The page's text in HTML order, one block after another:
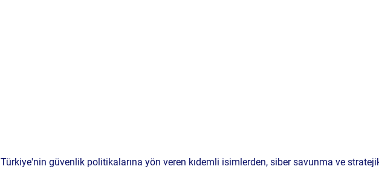
Türkiye'nin güvenlik politikalarına yön veren kıdemli isimlerden, siber savunma ve